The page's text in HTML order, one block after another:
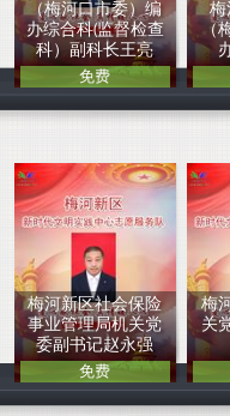
（梅河口市委）编
办综合科(监督检查
科）副科长王亮
中国人
免费
梅
（
梅河新区社会保险
事业管理局机关党
委副书记赵永强
中国人
免费
梅
关